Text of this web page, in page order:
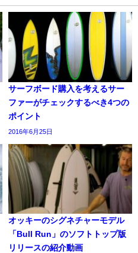
サーフボード購入を考えるサー
ファーがチェックするべき4つの
ポイント
2016年6月25日
オッキーのシグネチャーモデル
「Bull Run」のソフトトップ版
リリースの紹介動画